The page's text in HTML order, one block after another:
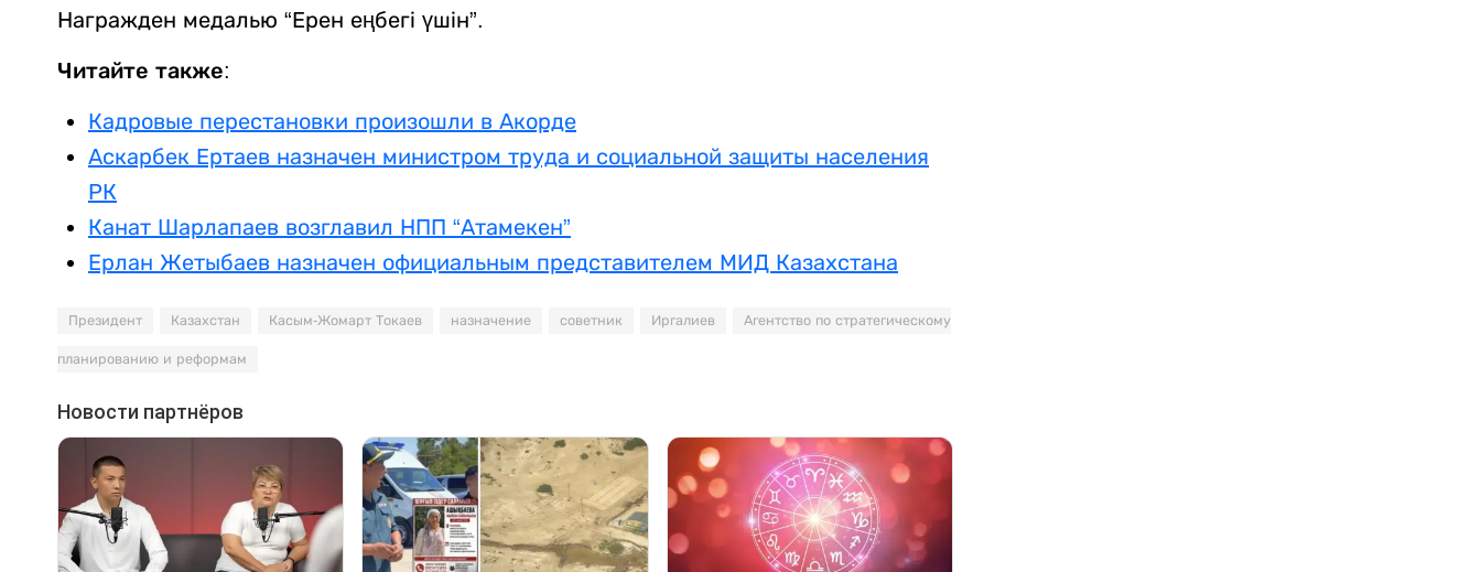
Награжден медалью “Ерен еңбегі үшін”.
Читайте также:
Кадровые перестановки произошли в Акорде
Аскарбек Ертаев назначен министром труда и социальной защиты населения
РК
Канат Шарлапаев возглавил НПП “Атамекен”
Ерлан Жетыбаев назначен официальным представителем МИД Казахстана
Президент Казахстан Касым-Жомарт Токаев назначение советник Иргалиев Агентство по стратегическому
планированию и реформам